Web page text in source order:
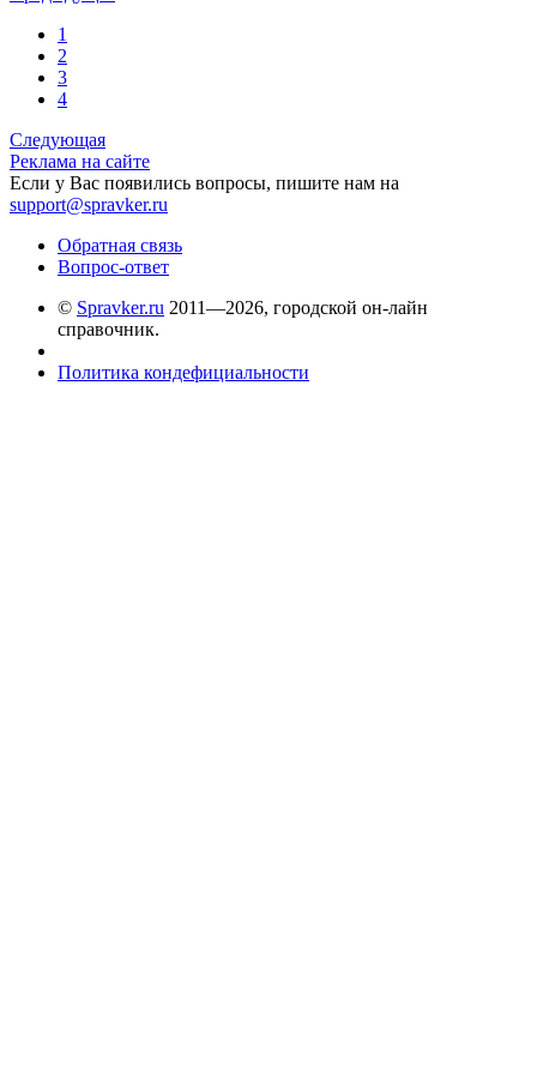
1
2
3
4
Следующая
Реклама на сайте
Если у Вас появились вопросы, пишите нам на
support@spravker.ru
Обратная связь
Вопрос-ответ
© Spravker.ru 2011—2026, городской он-лайн
справочник.
Политика кондефициальности